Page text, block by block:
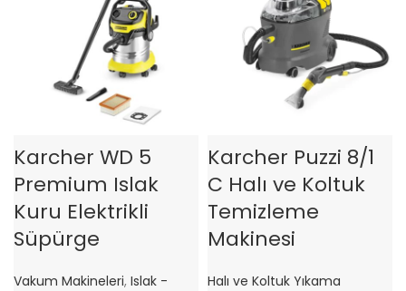
Karcher WD 5
Premium Islak
Kuru Elektrikli
Süpürge
Vakum Makineleri, Islak -
Karcher Puzzi 8/1
C Halı ve Koltuk
Temizleme
Makinesi
Halı ve Koltuk Yıkama